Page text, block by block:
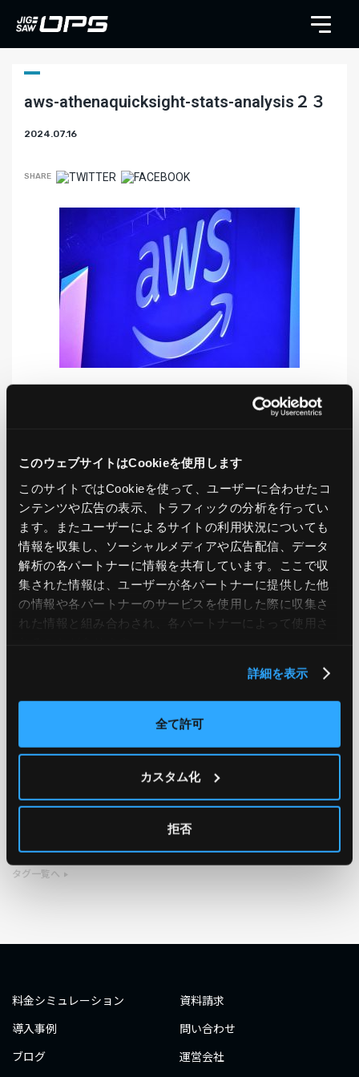
このウェブサイトはCookieを使用します
このサイトではCookieを使って、ユーザーに合わせたコ
ンテンツや広告の表示、トラフィックの分析を行ってい
ます。またユーザーによるサイトの利用状況についても
情報を収集し、ソーシャルメディアや広告配信、データ
解析の各パートナーに情報を共有しています。ここで収
集された情報は、ユーザーが各パートナーに提供した他
の情報や各パートナーのサービスを使用した際に収集さ
れた情報と組み合わされ、各パートナーによって使用さ
詳細を表示
全て許可
カスタム化
拒否
aws-athenaquicksight-stats-analysis２３
2024.07.16
SHARE
PREV NEXT
BACK TO LIST
CATEGORY
TAG
#AWS re:Invent 2019 #奮闘記
#○○してみた
#自動化 #エンジニア
#エンジニア
タグ一覧へ
料金シミュレーション
導入事例
ブログ
資料請求
問い合わせ
運営会社